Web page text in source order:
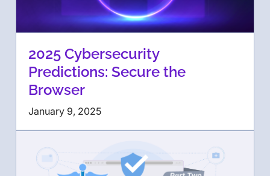
2025 Cybersecurity
Predictions: Secure the
Browser
January 9, 2025